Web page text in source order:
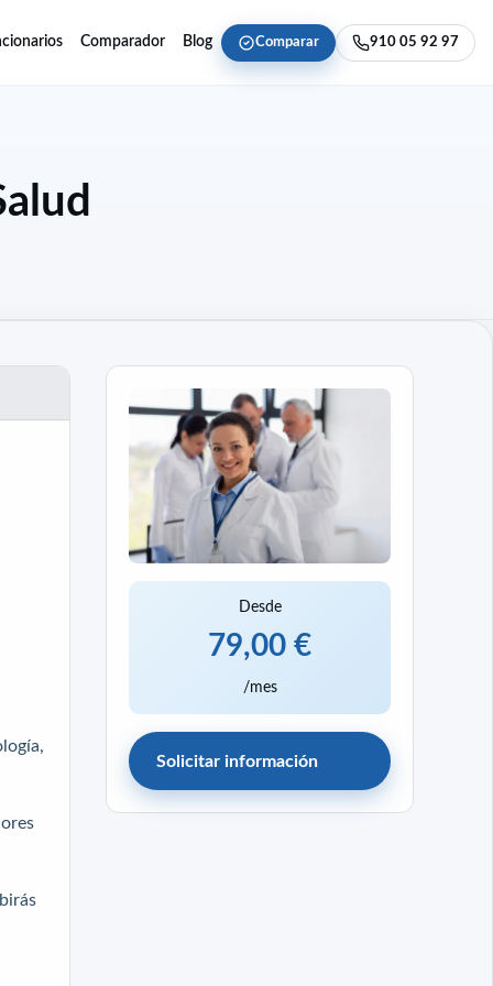
Comparador Blog Comparar 910 05 92 97
Desde
79,00 €
/mes
Solicitar información